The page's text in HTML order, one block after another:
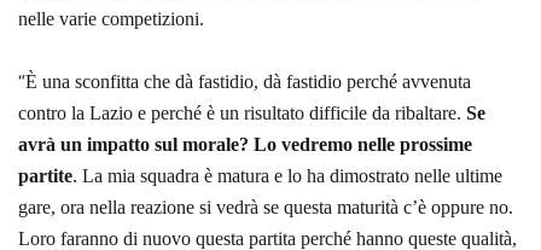
nelle varie competizioni.
“È una sconfitta che dà fastidio, dà fastidio perché avvenuta
contro la Lazio e perché è un risultato difficile da ribaltare. Se
avrà un impatto sul morale? Lo vedremo nelle prossime
partite. La mia squadra è matura e lo ha dimostrato nelle ultime
gare, ora nella reazione si vedrà se questa maturità c’è oppure no.
Loro faranno di nuovo questa partita perché hanno queste qualità,